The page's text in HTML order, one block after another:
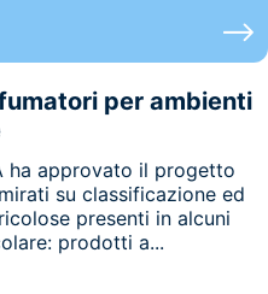
per ambienti
ha approvato il progetto
su classificazione ed
presenti in alcuni
prodotti a...